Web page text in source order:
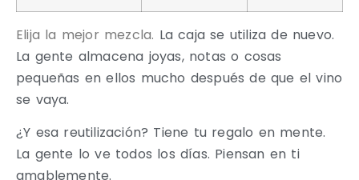
Elija la mejor mezcla. La caja se utiliza de nuevo.
La gente almacena joyas, notas o cosas
pequeñas en ellos mucho después de que el vino
se vaya.
¿Y esa reutilización? Tiene tu regalo en mente.
La gente lo ve todos los días. Piensan en ti
amablemente.